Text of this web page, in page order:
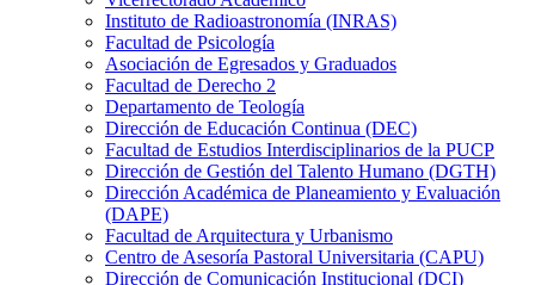
Instituto de Radioastronomía (INRAS)
Facultad de Psicología
Asociación de Egresados y Graduados
Facultad de Derecho 2
Departamento de Teología
Dirección de Educación Continua (DEC)
Facultad de Estudios Interdisciplinarios de la PUCP
Dirección de Gestión del Talento Humano (DGTH)
Dirección Académica de Planeamiento y Evaluación
(DAPE)
Facultad de Arquitectura y Urbanismo
Centro de Asesoría Pastoral Universitaria (CAPU)
Dirección de Comunicación Institucional (DCI)